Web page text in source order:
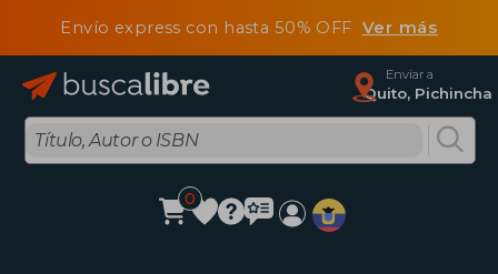
Envío express con hasta 50% OFF Ver más
Enviar a
Quito, Pichincha
0